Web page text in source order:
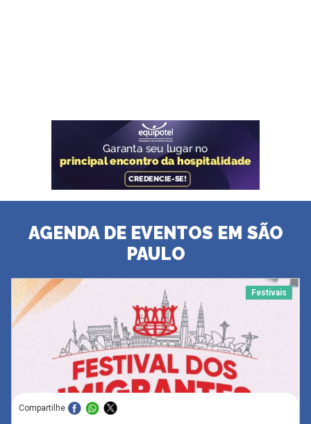
AGENDA DE EVENTOS EM SÃO
PAULO
Festivais
Compartilhe